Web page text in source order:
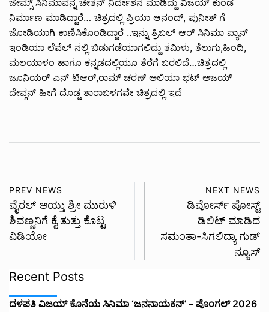
ಜೇಮ್ಸ್ ಸಿನಿಮಾವನ್ನ ಚೇತನ್ ನಿರ್ದೇಶನ ಮಾಡಿದ್ದು ವಿಜಯ್ ಕುಂಡ
ನಿರ್ಮಾಣ ಮಾಡಿದ್ದಾರೆ… ಚಿತ್ರದಲ್ಲಿ ಪ್ರಿಯಾ ಆನಂದ್, ಪುನೀತ್ ಗೆ
ಜೋಡಿಯಾಗಿ ಕಾಣಿಸಿಕೊಂಡಿದ್ದಾರೆ ..ಇನ್ನು ತ್ರಿಬಲ್ ಆರ್ ಸಿನಿಮಾ ಪ್ಯಾನ್
ಇಂಡಿಯಾ ಲೆವೆಲ್ ನಲ್ಲಿ ಬಿಡುಗಡೆಯಾಗಲಿದ್ದು ತಮಿಳು, ತೆಲುಗು,ಹಿಂದಿ,
ಮಲಯಾಳಂ ಹಾಗೂ ಕನ್ನಡದಲ್ಲಿಯೂ ತೆರೆಗೆ ಬರಲಿದೆ…ಚಿತ್ರದಲ್ಲಿ
ಜೂನಿಯರ್ ಎನ್ ಟಿಆರ್,ರಾಮ್ ಚರಣ್ ಅಲಿಯಾ ಭಟ್ ಅಜಯ್
ದೇವ್ಗನ್ ಹೀಗೆ ದೊಡ್ಡ ತಾರಾಬಳಗವೇ ಚಿತ್ರದಲ್ಲಿ ಇದೆ
PREV NEWS
ವೈರಲ್ ಆಯ್ತು ಶ್ರೀ ಮುರುಳಿ
ಶಿವಣ್ಣನಿಗೆ ಕೈ ತುತ್ತು ಕೊಟ್ಟ
ವಿಡಿಯೋ
NEXT NEWS
ಡಿವೋರ್ಸ್ ಪೋಸ್ಟ್
ಡಿಲಿಟ್ ಮಾಡಿದ
ಸಮಂತಾ-ಸಿಗಲಿದ್ಯಾ ಗುಡ್
ನ್ಯೂಸ್
Recent Posts
ದಳಪತಿ ವಿಜಯ್‌ ಕೊನೆಯ ಸಿನಿಮಾ ‘ಜನನಾಯಕನ್’ – ಪೊಂಗಲ್ 2026